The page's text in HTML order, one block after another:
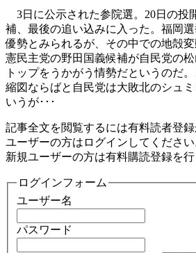
3日に公示された参院選。20日の投
補、最後の追い込みに入った。福岡
優勢とみられるが、その中での地殻
憲民主党の野田国義候補が自民党の
トップをうかがう情勢だというのだ
縮図ならばと自民党は大敗北のシュ
いうが･･･
記事全文を閲覧するには有料読者登録
ユーザーの方はログインしてください
新規ユーザーの方は有料購読登録を行
ログインフォーム
ユーザー名
パスワード